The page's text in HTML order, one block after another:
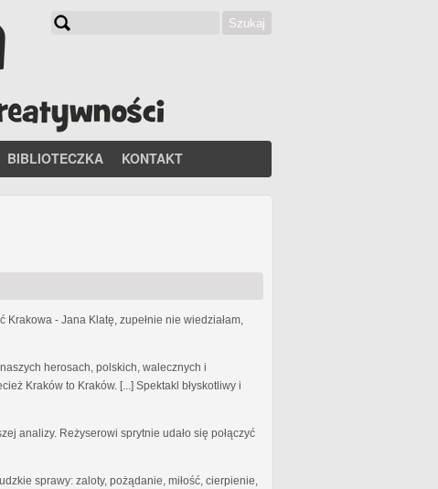
Szukaj
BIBLIOTECZKA KONTAKT
- Jana Klatę, zupełnie nie wiedziałam,
herosach, polskich, walecznych i
Kraków to Kraków. [...] Spektakl błyskotliwy i
analizy. Reżyserowi sprytnie udało się połączyć
sprawy: zaloty, pożądanie, miłość, cierpienie,